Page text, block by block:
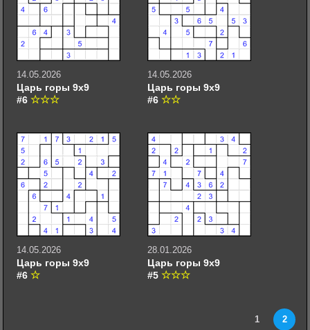
14.05.2026
Царь горы 9х9
#6
14.05.2026
Царь горы 9х9
#6
14.05.2026
Царь горы 9х9
#6
28.01.2026
Царь горы 9х9
#5
1 2